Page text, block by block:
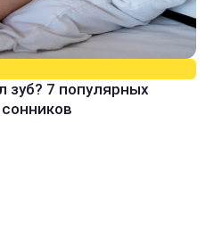
зуб? 7 популярных